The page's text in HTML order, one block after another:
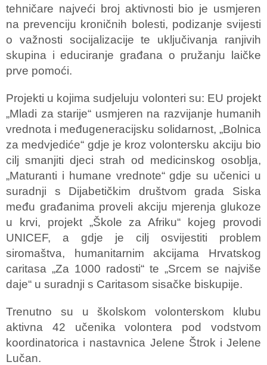
tehničare najveći broj aktivnosti bio je usmjeren
na prevenciju kroničnih bolesti, podizanje svijesti
o važnosti socijalizacije te uključivanja ranjivih
skupina i educiranje građana o pružanju laičke
prve pomoći.
Projekti u kojima sudjeluju volonteri su: EU projekt
„Mladi za starije“ usmjeren na razvijanje humanih
vrednota i međugeneracijsku solidarnost, „Bolnica
za medvjediće“ gdje je kroz volontersku akciju bio
cilj smanjiti djeci strah od medicinskog osoblja,
„Maturanti i humane vrednote“ gdje su učenici u
suradnji s Dijabetičkim društvom grada Siska
među građanima proveli akciju mjerenja glukoze
u krvi, projekt „Škole za Afriku“ kojeg provodi
UNICEF, a gdje je cilj osvijestiti problem
siromaštva, humanitarnim akcijama Hrvatskog
caritasa „Za 1000 radosti“ te „Srcem se najviše
daje“ u suradnji s Caritasom sisačke biskupije.
Trenutno su u školskom volonterskom klubu
aktivna 42 učenika volontera pod vodstvom
koordinatorica i nastavnica Jelene Štrok i Jelene
Lučan.